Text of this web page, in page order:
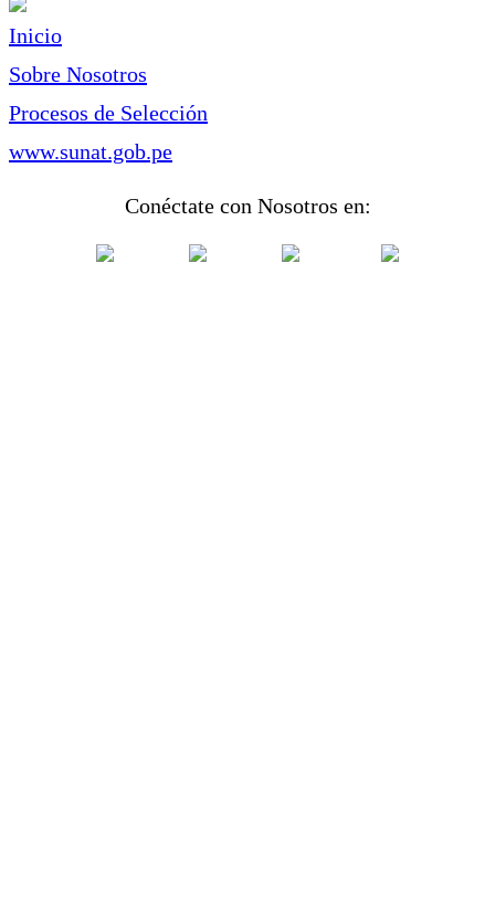
Inicio
Sobre Nosotros
Procesos de Selección
www.sunat.gob.pe
Conéctate con Nosotros en: